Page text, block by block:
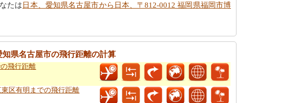
たは日本、愛知県名古屋市から日本、〒812-0012 福岡県福岡市博
県名古屋市の飛行距離の計算
飛行距離
区有明までの飛行距離